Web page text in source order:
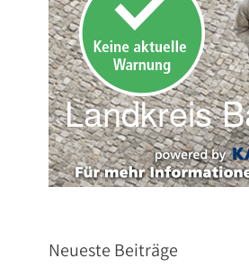
Neueste Beiträge